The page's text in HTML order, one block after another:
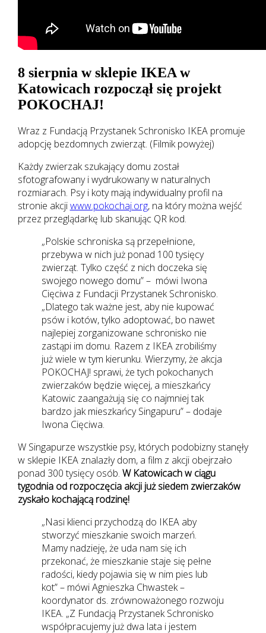
8 sierpnia w sklepie IKEA w
Katowicach rozpoczął się projekt
POKOCHAJ!
Wraz z Fundacją Przystanek Schronisko IKEA promuje
adopcję bezdomnych zwierząt. (Filmik powyżej)
Każdy zwierzak szukający domu został
sfotografowany i wydrukowany w naturalnych
rozmiarach. Psy i koty mają indywidualny profil na
stronie akcjiwww.pokochaj.org, na który można wejść
przez przeglądarkę lub skanując QR kod.
„Polskie schroniska są przepełnione,
przebywa w nich już ponad 100 tysięcy
zwierząt. Tylko część z nich doczeka się
swojego nowego domu” – mówi Iwona
Cięciwa z Fundacji Przystanek Schronisko.
„Dlatego tak ważne jest, aby nie kupować
psów i kotów, tylko adoptować, bo nawet
najlepiej zorganizowane schronisko nie
zastąpi im domu. Razem z IKEA zrobiliśmy
już wiele w tym kierunku. Wierzymy, że akcja
POKOCHAJ! sprawi, że tych pokochanych
zwierzaków będzie więcej, a mieszkańcy
Katowic zaangażują się co najmniej tak
bardzo jak mieszkańcy Singapuru” – dodaje
Iwona Cięciwa.
W Singapurze wszystkie psy, których podobizny stanęły
w sklepie IKEA znalazły dom, a film z akcji obejrzało
ponad 300 tysięcy osób. W Katowicach w ciągu
tygodnia od rozpoczęcia akcji już siedem zwierzaków
zyskało kochającą rodzinę!
„Nasi klienci przychodzą do IKEA aby
stworzyć mieszkanie swoich marzeń.
Mamy nadzieję, że uda nam się ich
przekonać, że mieszkanie staje się pełne
radości, kiedy pojawia się w nim pies lub
kot” – mówi Agnieszka Chwastek –
koordynator ds. zrównoważonego rozwoju
IKEA. „Z Fundacją Przystanek Schronisko
współpracujemy już dwa lata i jestem